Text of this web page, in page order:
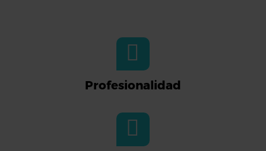
Profesionalidad